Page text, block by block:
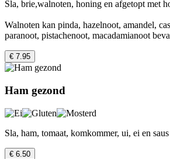
Sla, brie,walnoten, honing en afgetopt met
Walnoten kan pinda, hazelnoot, amandel,
paranoot, pistachenoot, macadamianoot
€ 7.95
Ham gezond
Sla, ham, tomaat, komkommer, ui, ei en saus
€ 6.50